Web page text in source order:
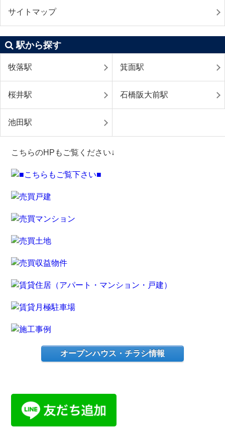
サイトマップ
駅から探す
牧落駅 箕面駅
桜井駅 石橋阪大前駅
池田駅
こちらのHPもご覧ください↓
オープンハウス・チラシ情報